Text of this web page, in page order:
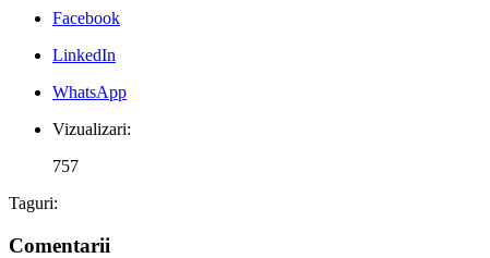
Facebook
LinkedIn
WhatsApp
Vizualizari:
757
Taguri:
Comentarii